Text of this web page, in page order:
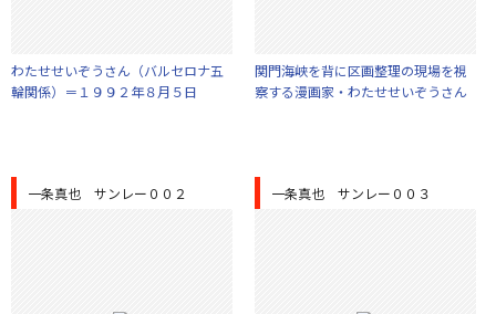
わたせせいぞうさん（バルセロナ五
輪関係）＝１９９２年８月５日
関門海峡を背に区画整理の現場を視
察する漫画家・わたせせいぞうさん
一条真也 サンレー００２ 一条真也 サンレー００３